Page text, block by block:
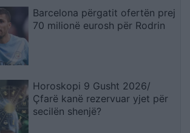
Barcelona përgatit ofertën prej
70 milionë eurosh për Rodrin
Horoskopi 9 Gusht 2026/
Çfarë kanë rezervuar yjet për
secilën shenjë?